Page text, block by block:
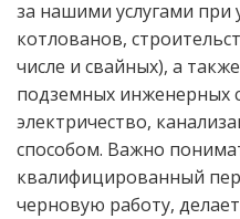
за нашими услугами при
котлованов,
числе и свайных), а
подземных инженерных
электричество,
способом. Важно
квалифицированный
черновую работу,